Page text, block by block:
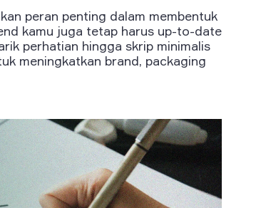
peran penting dalam membentuk
kamu juga tetap harus up-to-date
perhatian hingga skrip minimalis
meningkatkan brand, packaging